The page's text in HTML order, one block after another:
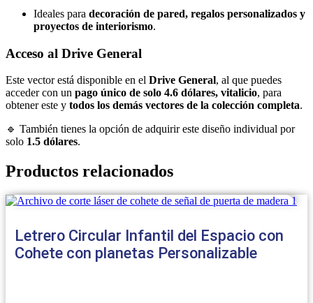
Ideales para decoración de pared, regalos personalizados y
proyectos de interiorismo.
Acceso al Drive General
Este vector está disponible en el Drive General, al que puedes
acceder con un pago único de solo 4.6 dólares, vitalicio, para
obtener este y todos los demás vectores de la colección completa.
🔹 También tienes la opción de adquirir este diseño individual por
solo 1.5 dólares.
Productos relacionados
Letrero Circular Infantil del Espacio con
Cohete con planetas Personalizable